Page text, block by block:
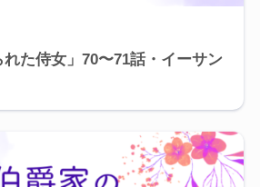
れた侍女」70〜71話・イーサン